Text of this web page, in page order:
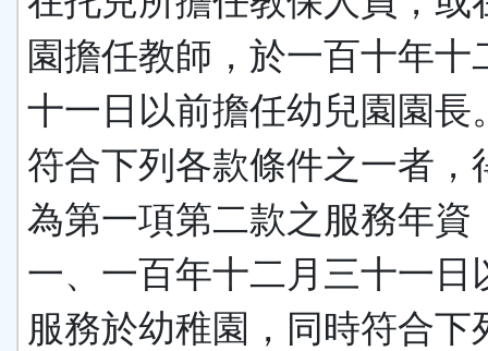
園擔任教師，於一百十年十
十一日以前擔任幼兒園園長
符合下列各款條件之一者，
為第一項第二款之服務年資
一、一百年十二月三十一日
服務於幼稚園，同時符合下